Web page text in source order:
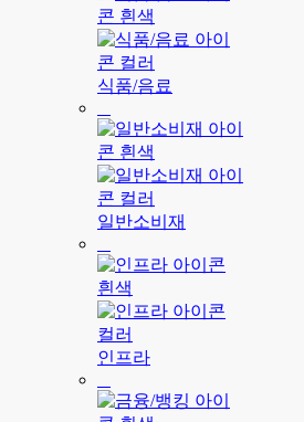
식품/음료
일반소비재
인프라